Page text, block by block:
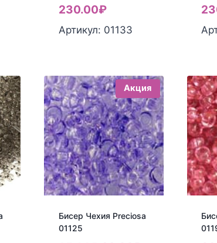
230.00₽
Артикул: 01133
Акция
Бисер Чехия Preciosa
01125